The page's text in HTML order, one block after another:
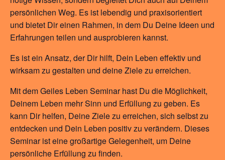
persönlichen Weg. Es ist lebendig und praxisorientiert
und bietet Dir einen Rahmen, in dem Du Deine Ideen und
Erfahrungen teilen und ausprobieren kannst.
Es ist ein Ansatz, der Dir hilft, Dein Leben effektiv und
wirksam zu gestalten und deine Ziele zu erreichen.
Mit dem Geiles Leben Seminar hast Du die Möglichkeit,
Deinem Leben mehr Sinn und Erfüllung zu geben. Es
kann Dir helfen, Deine Ziele zu erreichen, sich selbst zu
entdecken und Dein Leben positiv zu verändern. Dieses
Seminar ist eine großartige Gelegenheit, um Deine
persönliche Erfüllung zu finden.